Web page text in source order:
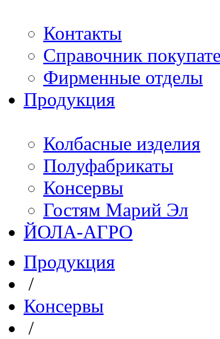
Контакты
Справочник
Фирменные отделы
Продукция
Колбасные изделия
Полуфабрикаты
Консервы
Гостям Марий Эл
ЙОЛА-АГРО
Продукция
/
Консервы
/